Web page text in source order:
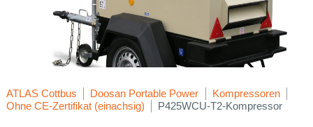
ATLAS Cottbus Doosan Portable Power
Kompressoren
Ohne CE-Zertifikat (einachsig)
P425WCU-T2-Kompressor